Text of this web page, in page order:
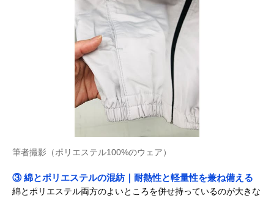
筆者撮影（ポリエステル100%のウェア）
③ 綿とポリエステルの混紡｜耐熱性と軽量性を兼ね備える
綿とポリエステル両方のよいところを併せ持っているのが大きな